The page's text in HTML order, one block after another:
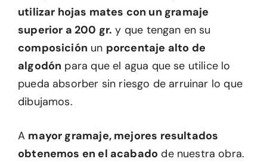
utilizar hojas mates con un gramaje
superior a 200 gr. y que tengan en su
composición un porcentaje alto de
algodón para que el agua que se utilice lo
pueda absorber sin riesgo de arruinar lo que
dibujamos.
A mayor gramaje, mejores resultados
obtenemos en el acabado de nuestra obra.